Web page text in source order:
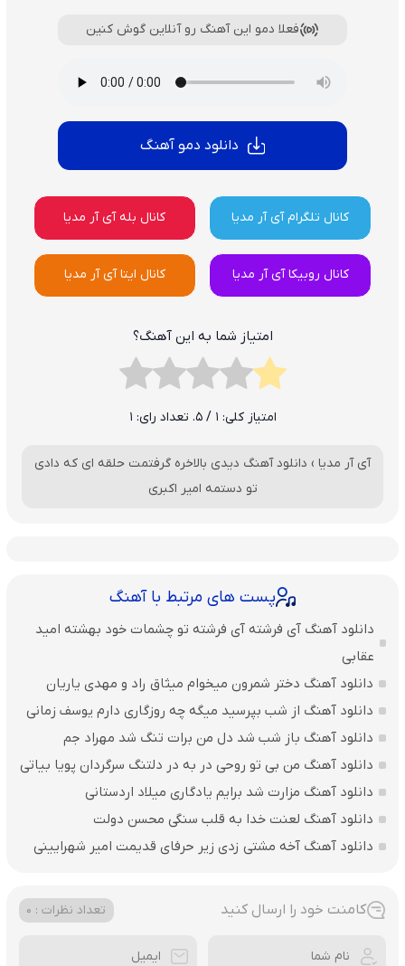
فعلا دمو این آهنگ رو آنلاین گوش کنین
دانلود دمو آهنگ
کانال تلگرام آی آر مدیا کانال بله آی آر مدیا
کانال روبیکا آی آر مدیا کانال ایتا آی آر مدیا
امتیاز شما به این آهنگ؟
امتیاز کلی: 1 / 5. تعداد رای: 1
آی آر مدیا › دانلود آهنگ دیدی بالاخره گرفتمت حلقه ای که دادی
تو دستمه امیر اکبری
پست های مرتبط با آهنگ
دانلود آهنگ آی فرشته آی فرشته تو چشمات خود بهشته امید
عقابی
دانلود آهنگ دختر شمرون میخوام میثاق راد و مهدی یاریان
دانلود آهنگ از شب بپرسید میگه چه روزگاری دارم یوسف زمانی
دانلود آهنگ باز شب شد دل من برات تنگ شد مهراد جم
دانلود آهنگ من بی تو روحی در به در دلتنگ سرگردان پویا بیاتی
دانلود آهنگ مزارت شد برایم یادگاری میلاد اردستانی
دانلود آهنگ لعنت خدا به قلب سنگی محسن دولت
دانلود آهنگ آخه مشتی زدی زیر حرفای قدیمت امیر شهرایینی
کامنت خود را ارسال کنید تعداد نظرات : 0